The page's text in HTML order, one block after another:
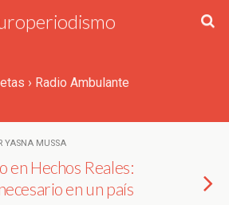
› Radio Ambulante
YASNA MUSSA
en Hechos Reales:
en un país